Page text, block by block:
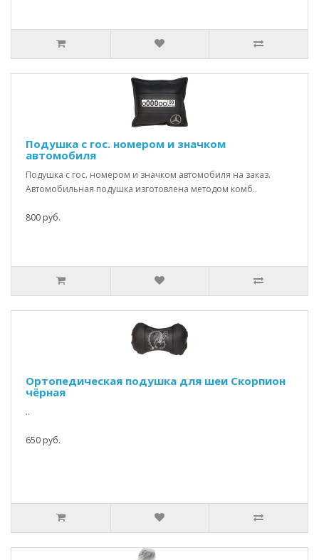
Подушка с гос. номером и значком
автомобиля
Подушка с гос. номером и значком автомобиля на заказ.
Автомобильная подушка изготовлена методом комб..
800 руб.
Ортопедическая подушка для шеи Скорпион
чёрная
..
650 руб.